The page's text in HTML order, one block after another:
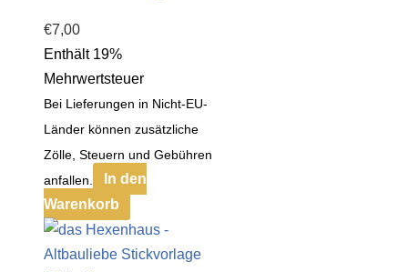
€7,00
Enthält 19%
Mehrwertsteuer
Bei Lieferungen in Nicht-EU-
Länder können zusätzliche
Zölle, Steuern und Gebühren
anfallen.
In den
Warenkorb